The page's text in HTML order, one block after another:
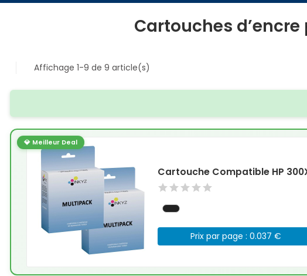
Cartouches d’encre
Affichage 1-9 de 9 article(s)
💎 Meilleur Deal
Cartouche Compatible HP
Prix par page : 0.037 €